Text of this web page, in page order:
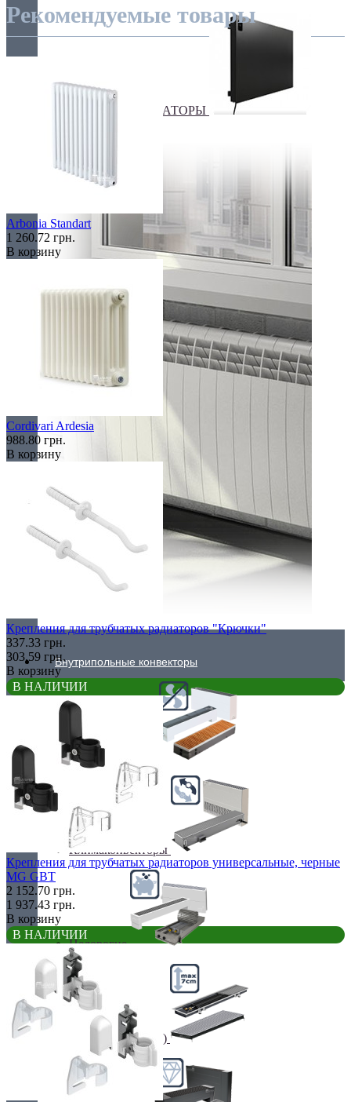
ЭЛЕКТРО РАДИАТОРЫ
Внутрипольные конвекторы
Без вентилятора
Климаконвекторы
Недорогие
Низкие (до 70 мм)
Рекомендуемые товары
Arbonia Standart
1 260.72 грн.
В корзину
Cordivari Ardesia
988.80 грн.
В корзину
Крепления для трубчатых радиаторов "Крючки"
337.33 грн.
303.59 грн.
В корзину
В НАЛИЧИИ
Крепления для трубчатых радиаторов универсальные, черные
MG GBT
2 152.70 грн.
1 937.43 грн.
В корзину
В НАЛИЧИИ